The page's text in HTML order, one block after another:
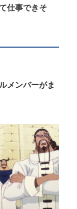
仕事できそ
メンバーがま